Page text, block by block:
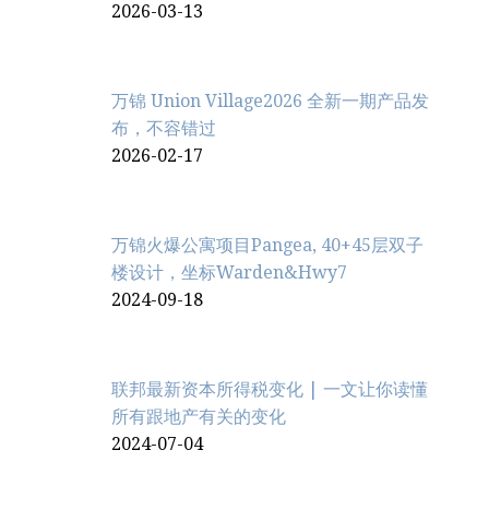
2026-03-13
万锦 Union Village2026 全新一期产品发
布，不容错过
2026-02-17
万锦火爆公寓项目Pangea, 40+45层双子
楼设计，坐标Warden&Hwy7
2024-09-18
联邦最新资本所得税变化 | 一文让你读懂
所有跟地产有关的变化
2024-07-04